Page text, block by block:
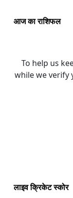
आज का राशिफल
लाइव क्रिकेट स्कोर